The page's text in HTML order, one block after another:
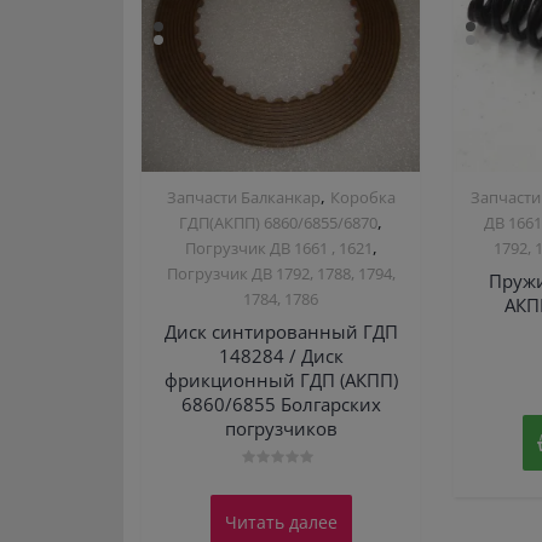
Запчасти Балканкар, Коробка
ГДП(АКПП) 6860/6855/6870,
Погрузчик ДВ 1661 , 1621,
Погрузчик ДВ 1792, 1788, 1794,
1784, 1786
Диск синтированный ГДП
148284 / Диск
фрикционный ГДП (АКПП)
6860/6855 Болгарских
погрузчиков
0
5
Читать далее
ДВ
1792,